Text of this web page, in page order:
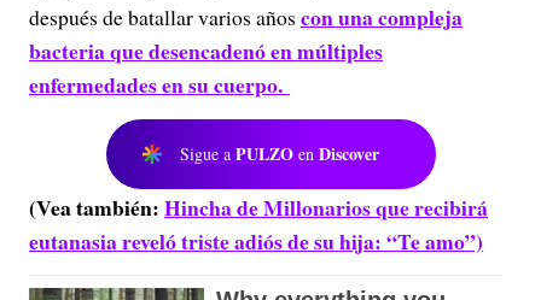
después de batallar varios años con una compleja
bacteria que desencadenó en múltiples
enfermedades en su cuerpo.
Sigue a PULZO en Discover
(Vea también:Hincha de Millonarios que recibirá
eutanasia reveló triste adiós de su hija: “Te amo”)